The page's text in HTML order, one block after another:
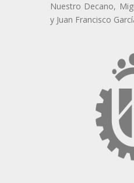
Nuestro Decano,
y Juan Francisco